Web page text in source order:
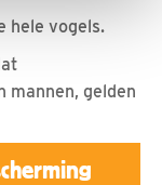
hele vogels.
mannen, gelden